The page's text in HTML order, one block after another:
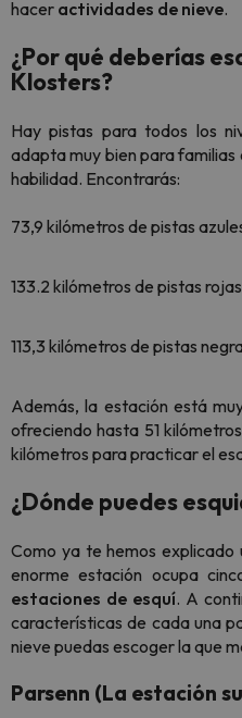
hacer actividades de nieve.
¿Por qué deberías
Klosters?
Hay pistas para todos los
adapta muy bien para
habilidad. Encontrarás:
73,9 kilómetros de pistas
133.2 kilómetros de pistas rojas
113,3 kilómetros de pistas
Además, la estación está
ofreciendo hasta 51
kilómetros para practicar el
¿Dónde puedes
Como ya te hemos
enorme estación ocupa
estaciones de esquí. A
características de cada una
nieve puedas escoger la que
Parsenn (La estación